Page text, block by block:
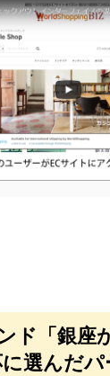
ド「銀座
選んだ